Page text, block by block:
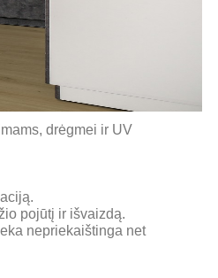
drėgmei ir UV
pojūtį ir išvaizdą.
nepriekaištinga net